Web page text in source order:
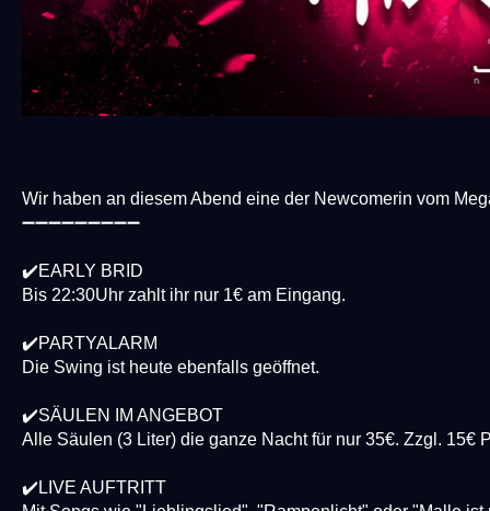
Wir haben an diesem Abend eine der Newcomerin vom
➖➖➖➖➖➖➖➖➖
✔️EARLY BRID
Bis 22:30Uhr zahlt ihr nur 1€ am Eingang.
✔️PARTYALARM
Die Swing ist heute ebenfalls geöffnet.
✔️SÄULEN IM ANGEBOT
Alle Säulen (3 Liter) die ganze Nacht für nur 35€. Zzgl. 15€
✔️LIVE AUFTRITT